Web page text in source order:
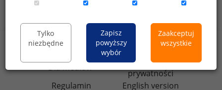
HR.pl wskazniki
Sklep
Kontakt
Dla mediów
Polityka
prywatności
Regulamin
English version
Tylko
niezbędne
Zapisz
powyższy
wybór
Zaakceptuj
wszystkie